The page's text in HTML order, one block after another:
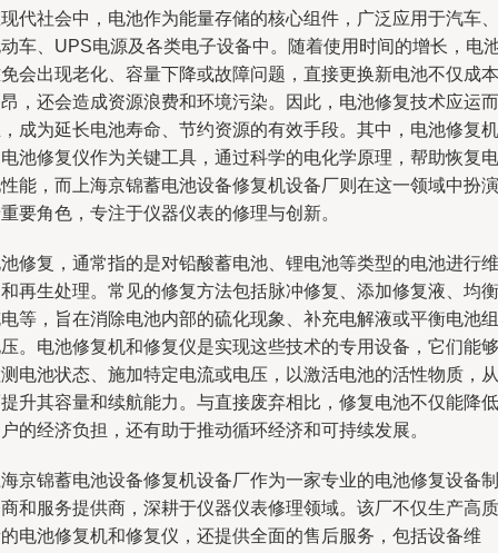
代社会中，电池作为能量存储的核心组件，广泛应用于汽车、
车、UPS电源及各类电子设备中。随着使用时间的增长，电
会出现老化、容量下降或故障问题，直接更换新电池不仅成本
，还会造成资源浪费和环境污染。因此，电池修复技术应运而
成为延长电池寿命、节约资源的有效手段。其中，电池修复机
池修复仪作为关键工具，通过科学的电化学原理，帮助恢复电
能，而上海京锦蓄电池设备修复机设备厂则在这一领域中扮演
要角色，专注于仪器仪表的修理与创新。
修复，通常指的是对铅酸蓄电池、锂电池等类型的电池进行维
再生处理。常见的修复方法包括脉冲修复、添加修复液、均衡
等，旨在消除电池内部的硫化现象、补充电解液或平衡电池组
。电池修复机和修复仪是实现这些技术的专用设备，它们能够
电池状态、施加特定电流或电压，以激活电池的活性物质，从
升其容量和续航能力。与直接废弃相比，修复电池不仅能降低
的经济负担，还有助于推动循环经济和可持续发展。
京锦蓄电池设备修复机设备厂作为一家专业的电池修复设备制
和服务提供商，深耕于仪器仪表修理领域。该厂不仅生产高质
电池修复机和修复仪，还提供全面的售后服务，包括设备维